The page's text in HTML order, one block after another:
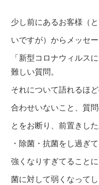
少し前にあるお客様（
いですが）から メッセ
「新型コロナウィルス
難しい質問。
それについて語れるほ
合わせいないこと、 質
とをお断り、前置きし
・除菌・抗菌をし過ぎ
強くなりすぎてること
菌に対して弱くなって